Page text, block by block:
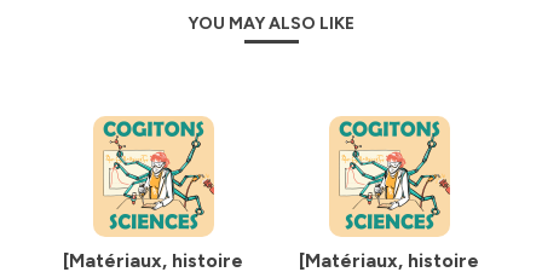
YOU MAY ALSO LIKE
[Matériaux, histoire [Matériaux, histoire